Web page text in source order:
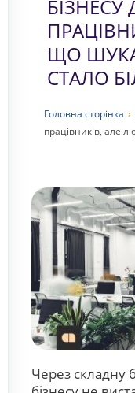
БІЗНЕСУ
ЩО
СТАЛО
Головна сторiнка ›
працівників, але
Через складну